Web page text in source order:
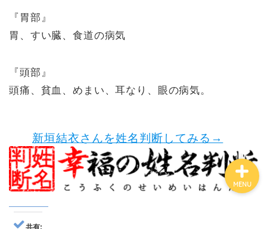
『胃部』
胃、すい臓、食道の病気
『頭部』
頭痛、貧血、めまい、耳なり、眼の病気。
新垣結衣さんを姓名判断してみる→
共有:
MENU